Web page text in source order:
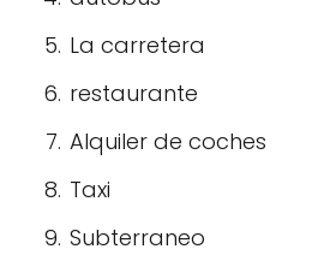
La carretera
restaurante
Alquiler de coches
Taxi
Subterraneo